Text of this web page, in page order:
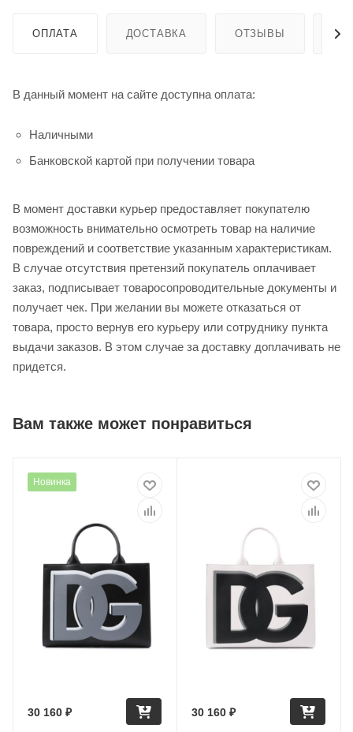
ОПЛАТА ДОСТАВКА ОТЗЫВЫ
В данный момент на сайте доступна оплата:
Наличными
Банковской картой при получении товара
В момент доставки курьер предоставляет покупателю
возможность внимательно осмотреть товар на наличие
повреждений и соответствие указанным характеристикам.
В случае отсутствия претензий покупатель оплачивает
заказ, подписывает товаросопроводительные документы и
получает чек. При желании вы можете отказаться от
товара, просто вернув его курьеру или сотруднику пункта
выдачи заказов. В этом случае за доставку доплачивать не
придется.
Вам также может понравиться
Новинка
30 160 ₽ 30 160 ₽